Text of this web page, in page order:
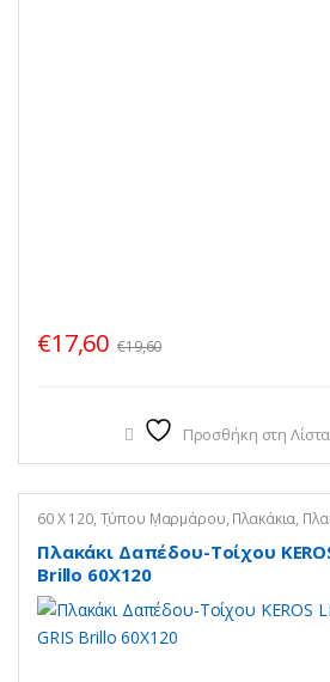
€17,60 €19,60
Προσθήκη στη
60 X 120, Τύπου Μαρμάρου, Πλακάκια,
Πλακάκια Τοίχου
Πλακάκι Δαπέδου-Τοίχου
Brillo 60X120